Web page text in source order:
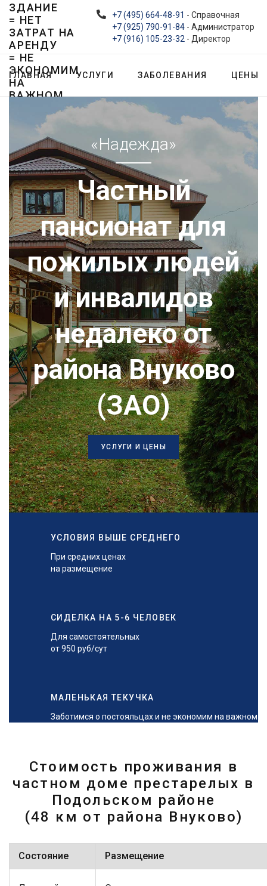
ЗДАНИЕ
= НЕТ
ЗАТРАТ НА
АРЕНДУ
= НЕ
ЭКОНОМИМ
НА
ВАЖНОМ
+7 (495) 664-48-91 - Справочная
+7 (925) 790-91-84 - Администратор
+7 (916) 105-23-32 - Директор
ГЛАВНАЯ УСЛУГИ ЗАБОЛЕВАНИЯ ЦЕНЫ
«Надежда»
Частный
пансионат для
пожилых людей
и инвалидов
недалеко от
района Внуково
(ЗАО)
УСЛУГИ И ЦЕНЫ
УСЛОВИЯ ВЫШЕ СРЕДНЕГО
При средних ценах
на размещение
СИДЕЛКА НА 5-6 ЧЕЛОВЕК
Для самостоятельных
от 950 руб/сут
МАЛЕНЬКАЯ ТЕКУЧКА
Заботимся о постояльцах и не экономим на важном
Стоимость проживания в
частном доме престарелых в
Подольском районе
(48 км от района Внуково)
Состояние Размещение